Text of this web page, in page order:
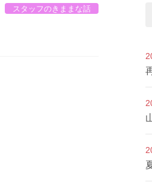
スタッフのきままな話